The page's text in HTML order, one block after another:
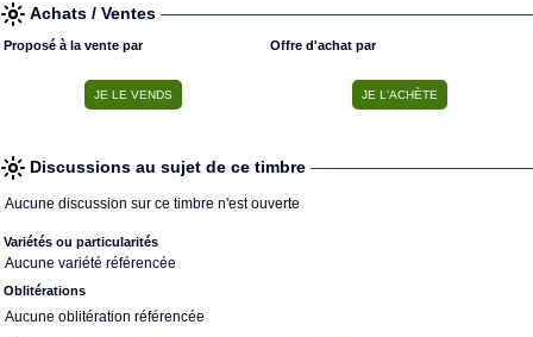
Achats / Ventes
Proposé à la vente par Offre d'achat par
Discussions au sujet de ce timbre
Aucune discussion sur ce timbre n'est ouverte
Variétés ou particularités
Aucune variété référencée
Oblitérations
Aucune oblitération référencée